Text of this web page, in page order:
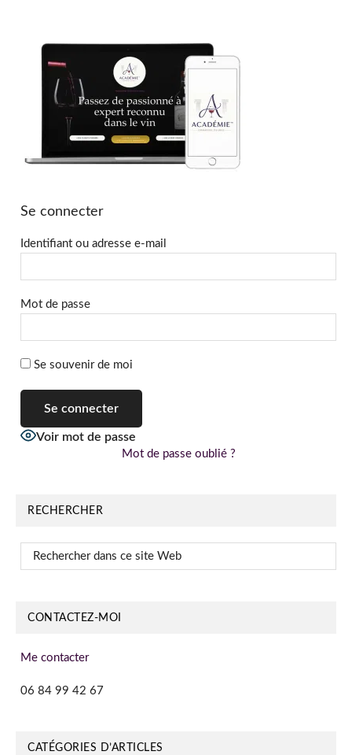
Se connecter
Identifiant ou adresse e-mail
Mot de passe
Se souvenir de moi
Voir mot de passe
Mot de passe oublié ?
RECHERCHER
Rechercher
dans
Web
CONTACTEZ-MOI
Me contacter
06 84 99 42 67
CATÉGORIES D’ARTICLES